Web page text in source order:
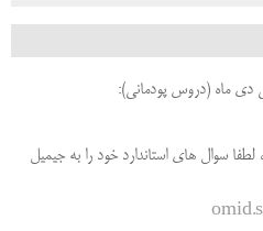
دي ماه (دروس پودمانی):
سوال های استاندارد خود را به جیمیل